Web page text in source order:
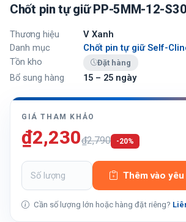
Chốt pin tự giữ PP-5MM-12-
Thương hiệu
V Xanh
Danh mục
Chốt pin tự giữ Self-
Tồn kho
Đặt hàng
Bổ sung hàng 15 – 25 ngày
GIÁ THAM KHẢO
₫2,230₫2,790 -20%
Thêm vào
Cần số lượng lớn hoặc hàng đặt riêng?